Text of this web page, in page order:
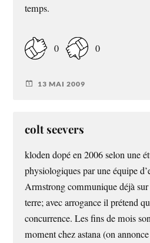
temps.
0 0
13 MAI 2009
colt seevers
kloden dopé en 2006 selon une
physiologiques par une équipe
Armstrong communique déjà
terre; avec arrogance il prétend
concurrence. Les fins de mois
moment chez astana (on